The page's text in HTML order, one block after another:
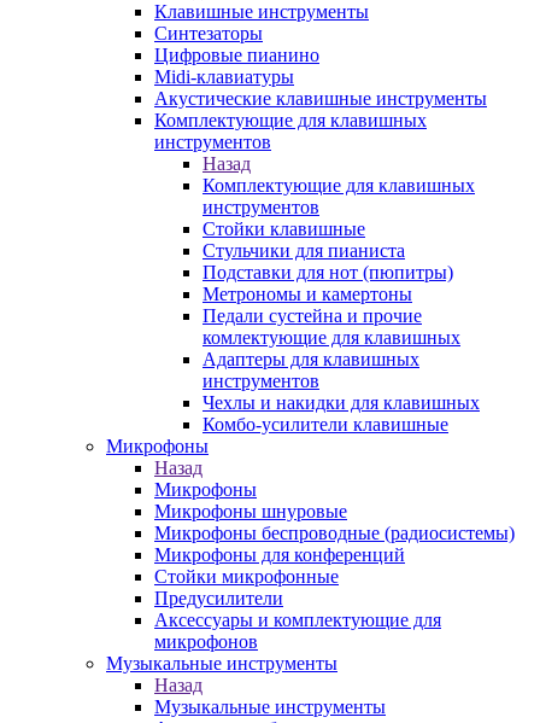
Клавишные инструменты
Синтезаторы
Цифровые пианино
Midi-клавиатуры
Акустические клавишные инструменты
Комплектующие для клавишных
инструментов
Назад
Комплектующие для клавишных
инструментов
Стойки клавишные
Стульчики для пианиста
Подставки для нот (пюпитры)
Метрономы и камертоны
Педали сустейна и прочие
комлектующие для клавишных
Адаптеры для клавишных
инструментов
Чехлы и накидки для клавишных
Комбо-усилители клавишные
Микрофоны
Назад
Микрофоны
Микрофоны шнуровые
Микрофоны беспроводные (радиосистемы)
Микрофоны для конференций
Стойки микрофонные
Предусилители
Аксессуары и комплектующие для
микрофонов
Музыкальные инструменты
Назад
Музыкальные инструменты